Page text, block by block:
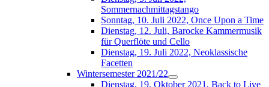
Sommernachmittagstango
Sonntag, 10. Juli 2022, Once Upon a Time
Dienstag, 12. Juli, Barocke Kammermusik
für Querflöte und Cello
Dienstag, 19. Juli 2022, Neoklassische
Facetten
Wintersemester 2021/22
Dienstag, 19. Oktober 2021, Back to Live